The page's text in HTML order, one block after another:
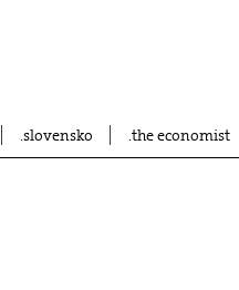
slovensko the economist